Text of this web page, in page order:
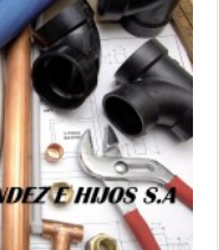
Hernández
e
Hijos